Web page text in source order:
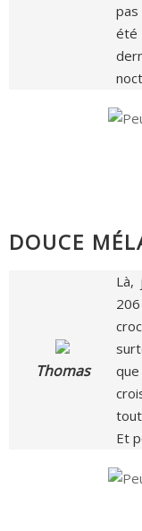
pas
DOUCE
Thomas
Là,
Et